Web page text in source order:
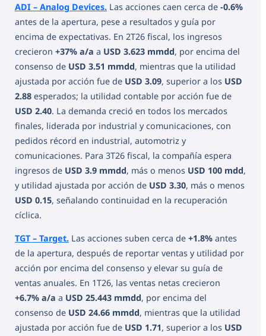
ADI – Analog Devices. Las acciones caen cerca de -0.6%
antes de la apertura, pese a resultados y guía por
encima de expectativas. En 2T26 fiscal, los ingresos
crecieron +37% a/a a USD 3.623 mmdd, por encima del
consenso de USD 3.51 mmdd, mientras que la utilidad
ajustada por acción fue de USD 3.09, superior a los USD
2.88 esperados; la utilidad contable por acción fue de
USD 2.40. La demanda creció en todos los mercados
finales, liderada por industrial y comunicaciones, con
pedidos récord en industrial, automotriz y
comunicaciones. Para 3T26 fiscal, la compañía espera
ingresos de USD 3.9 mmdd, más o menos USD 100 mdd,
y utilidad ajustada por acción de USD 3.30, más o menos
USD 0.15, señalando continuidad en la recuperación
cíclica.
TGT – Target. Las acciones suben cerca de +1.8% antes
de la apertura, después de reportar ventas y utilidad por
acción por encima del consenso y elevar su guía de
ventas anuales. En 1T26, las ventas netas crecieron
+6.7% a/a a USD 25.443 mmdd, por encima del
consenso de USD 24.66 mmdd, mientras que la utilidad
ajustada por acción fue de USD 1.71, superior a los USD